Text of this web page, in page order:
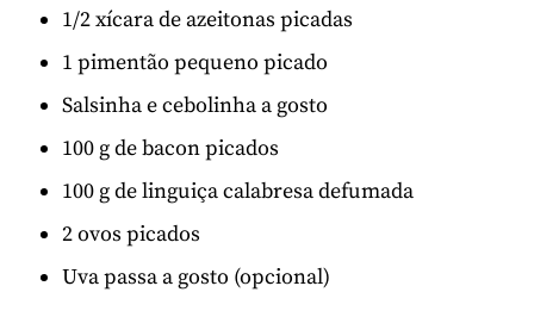
1/2 xícara de azeitonas picadas
1 pimentão pequeno picado
Salsinha e cebolinha a gosto
100 g de bacon picados
100 g de linguiça calabresa defumada
2 ovos picados
Uva passa a gosto (opcional)